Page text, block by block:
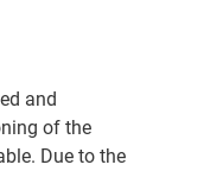
and
of the
Due to the